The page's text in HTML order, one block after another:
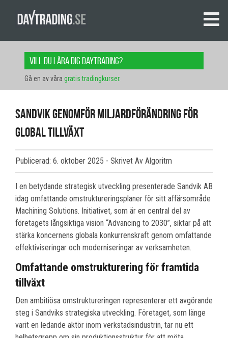
Vill du lära dig daytrading?
Gå en av våra gratis tradingkurser.
Sandvik genomför miljardförändring för
global tillväxt
Publicerad: 6. oktober 2025 - Skrivet Av Algoritm
I en betydande strategisk utveckling presenterade Sandvik AB
idag omfattande omstruktureringsplaner för sitt affärsområde
Machining Solutions. Initiativet, som är en central del av
företagets långsiktiga vision “Advancing to 2030”, siktar på att
stärka koncernens globala konkurrenskraft genom omfattande
effektiviseringar och moderniseringar av verksamheten.
Omfattande omstrukturering för framtida
tillväxt
Den ambitiösa omstruktureringen representerar ett avgörande
steg i Sandviks strategiska utveckling. Företaget, som länge
varit en ledande aktör inom verkstadsindustrin, tar nu ett